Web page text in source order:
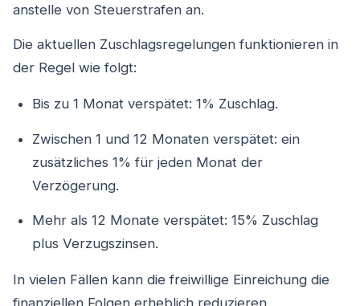
anstelle von Steuerstrafen an.
Die aktuellen Zuschlagsregelungen funktionieren in
der Regel wie folgt:
Bis zu 1 Monat verspätet: 1% Zuschlag.
Zwischen 1 und 12 Monaten verspätet: ein
zusätzliches 1% für jeden Monat der
Verzögerung.
Mehr als 12 Monate verspätet: 15% Zuschlag
plus Verzugszinsen.
In vielen Fällen kann die freiwillige Einreichung die